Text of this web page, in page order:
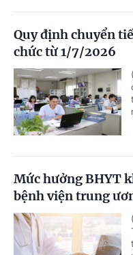
Quy định chuyển
chức từ 1/7/2026
Mức hưởng BHYT
bệnh viện trung